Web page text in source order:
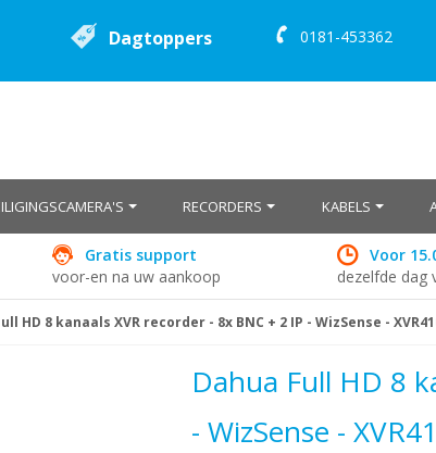
Dagtoppers 0181-453362
RECORDERS KABELS
Gratis support
voor-en na uw aankoop
Voor
dezelfde dag
HD 8 kanaals XVR recorder - 8x BNC + 2 IP - WizSense -
Dahua Full HD 8
- WizSense -